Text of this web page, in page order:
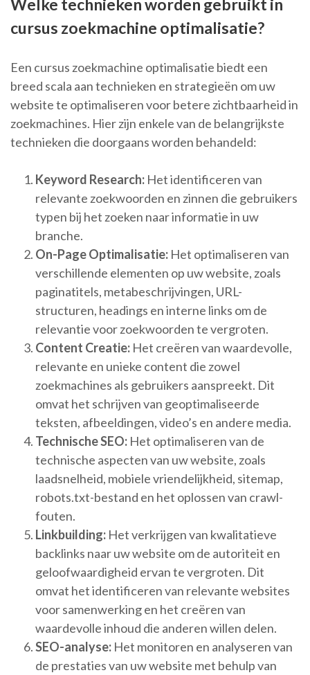
Welke technieken worden gebruikt in
cursus zoekmachine optimalisatie?
Een cursus zoekmachine optimalisatie biedt een
breed scala aan technieken en strategieën om uw
website te optimaliseren voor betere zichtbaarheid in
zoekmachines. Hier zijn enkele van de belangrijkste
technieken die doorgaans worden behandeld:
Keyword Research: Het identificeren van
relevante zoekwoorden en zinnen die gebruikers
typen bij het zoeken naar informatie in uw
branche.
On-Page Optimalisatie: Het optimaliseren van
verschillende elementen op uw website, zoals
paginatitels, metabeschrijvingen, URL-
structuren, headings en interne links om de
relevantie voor zoekwoorden te vergroten.
Content Creatie: Het creëren van waardevolle,
relevante en unieke content die zowel
zoekmachines als gebruikers aanspreekt. Dit
omvat het schrijven van geoptimaliseerde
teksten, afbeeldingen, video’s en andere media.
Technische SEO: Het optimaliseren van de
technische aspecten van uw website, zoals
laadsnelheid, mobiele vriendelijkheid, sitemap,
robots.txt-bestand en het oplossen van crawl-
fouten.
Linkbuilding: Het verkrijgen van kwalitatieve
backlinks naar uw website om de autoriteit en
geloofwaardigheid ervan te vergroten. Dit
omvat het identificeren van relevante websites
voor samenwerking en het creëren van
waardevolle inhoud die anderen willen delen.
SEO-analyse: Het monitoren en analyseren van
de prestaties van uw website met behulp van